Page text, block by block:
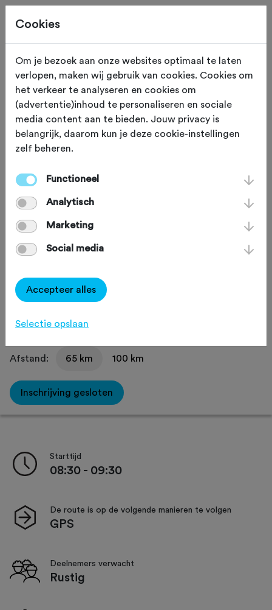
Je bekijkt een oude editie. Klik hiervoor de nieuwe
editie.
Welkoop Köttelpeer'n
Classic 2025
Delen
Afstand: 65 km 100 km
Inschrijving gesloten
Starttijd
08:30 - 09:30
De route is op de volgende manieren te volgen
GPS
Deelnemers verwacht
Rustig
Cookies
Om je bezoek aan onze websites optimaal te laten
verlopen, maken wij gebruik van cookies. Cookies om
het verkeer te analyseren en cookies om
(advertentie)inhoud te personaliseren en sociale
media content aan te bieden. Jouw privacy is
belangrijk, daarom kun je deze cookie-instellingen
zelf beheren.
Functioneel
Analytisch
Marketing
Social media
Accepteer alles
Selectie opslaan